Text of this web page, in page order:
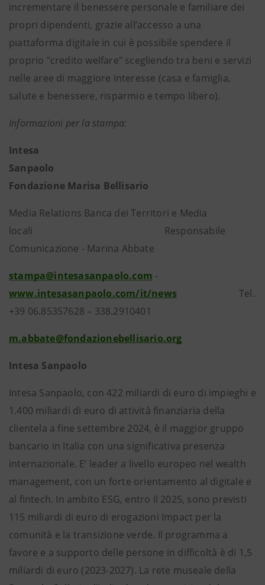
incrementare il benessere personale e familiare dei
propri dipendenti, grazie all’accesso a una
piattaforma digitale in cui è possibile spendere il
proprio "credito welfare" scegliendo tra beni e servizi
nelle aree di maggiore interesse (casa e famiglia,
salute e benessere, risparmio e tempo libero).
Informazioni per la stampa:
Intesa
Fondazione Marisa Bellisario
Media Relations Banca dei Territori e Media
locali Responsabile
Comunicazione - Marina Abbate
stampa@intesasanpaolo.com -
www.intesasanpaolo.com/it/news Tel.
+39 06.85357628 – 338.2910401
m.abbate@fondazionebellisario.org
Intesa Sanpaolo
Intesa Sanpaolo, con 422 miliardi di euro di impieghi e
1.400 miliardi di euro di attività finanziaria della
clientela a fine settembre 2024, è il maggior gruppo
bancario in Italia con una significativa presenza
internazionale. E’ leader a livello europeo nel wealth
management, con un forte orientamento al digitale e
al fintech. In ambito ESG, entro il 2025, sono previsti
115 miliardi di euro di erogazioni Impact per la
comunità e la transizione verde. Il programma a
favore e a supporto delle persone in difficoltà è di 1,5
miliardi di euro (2023-2027). La rete museale della